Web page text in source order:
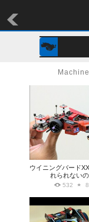
ウイニングバード
れられないの
532 8